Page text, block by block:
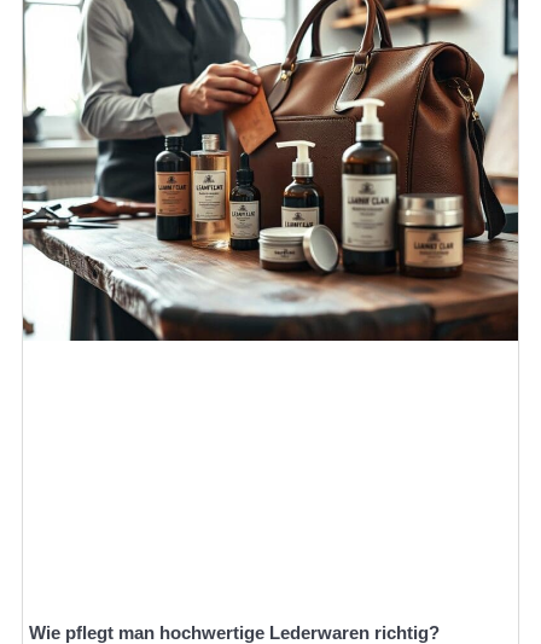
Wie pflegt man hochwertige Lederwaren richtig?